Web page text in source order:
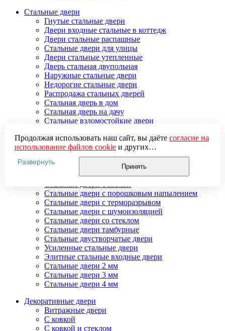
Стальные двери
Гнутые стальные двери
Двери входные стальные в коттедж
Двери стальные распашные
Стальные двери для улицы
Двери стальные утепленные
Дверь стальная двупольная
Наружные стальные двери
Недорогие стальные двери
Распродажа стальных дверей
Стальная дверь в дом
Стальная дверь на дачу
Стальные взломостойкие двери
Стальные двери в подъезд
Стальные двери внутреннего открывания
Стальные двери массив
Стальные двери мдф
Стальные двери с зеркалом
Стальные двери с порошковым напылением
Стальные двери с терморазрывом
Стальные двери с шумоизоляцией
Стальные двери со стеклом
Стальные двери тамбурные
Стальные двустворчатые двери
Усиленные стальные двери
Элитные стальные входные двери
Стальные двери 2 мм
Стальные двери 3 мм
Стальные двери 4 мм
Декоративные двери
Витражные двери
С ковкой
С ковкой и стеклом
Продолжая использовать наш сайт, вы даёте согласие на
использование файлов cookieи других
пользовательских данных (включая IP-адрес, сведения о
местоположении, устройстве, действиях на сайте и т. п.)
для функционирования сайта, проведения
использования систем аналитики (например,
Яндекс.Метрика), в соответствии с нашей
обработки персональных данных.
Если вы не хотите, чтобы ваши данные обрабатывались,
настройте ограничения в браузере или покиньте сайт.
Развернуть
Принять